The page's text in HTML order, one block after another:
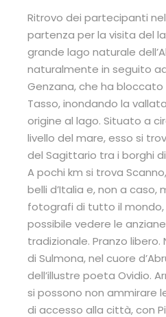
Ritrovo dei partecipanti
partenza per la visita del
grande lago naturale
naturalmente in seguito
Genzana, che ha
Tasso, inondando la
origine al lago. Situato a
livello del mare, esso si
del Sagittario tra i borghi
A pochi km si trova
belli d’Italia e, non a
fotografi di tutto il
possibile vedere le
tradizionale. Pranzo
di Sulmona, nel cuore
dell’illustre poeta Ovidio.
si possono non ammirare
di accesso alla città, con